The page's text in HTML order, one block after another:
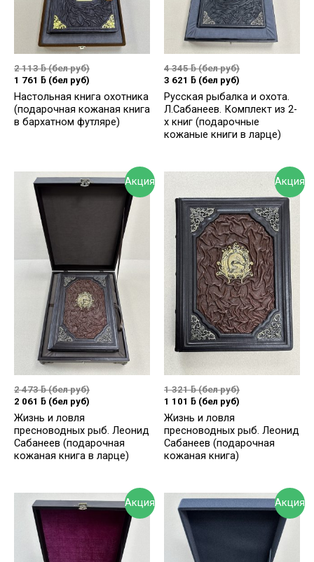
2 113ƃ(бел руб)
1 761 ƃ (бел руб)
Настольная книга охотника
(подарочная кожаная книга
в бархатном футляре)
4 345ƃ(бел руб)
3 621 ƃ (бел руб)
Русская рыбалка и охота.
Л.Сабанеев. Комплект из 2-
х книг (подарочные
кожаные книги в ларце)
Акция
2 473ƃ(бел руб)
2 061 ƃ (бел руб)
Жизнь и ловля
пресноводных рыб. Леонид
Сабанеев (подарочная
кожаная книга в ларце)
Акция
1 321ƃ(бел руб)
1 101 ƃ (бел руб)
Жизнь и ловля
пресноводных рыб. Леонид
Сабанеев (подарочная
кожаная книга)
Акция Акция